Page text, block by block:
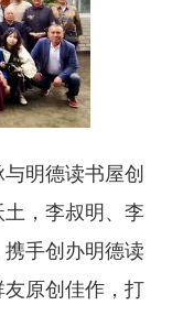
明德读书屋创
，李叔明、李
手创办明德读
原创佳作，打